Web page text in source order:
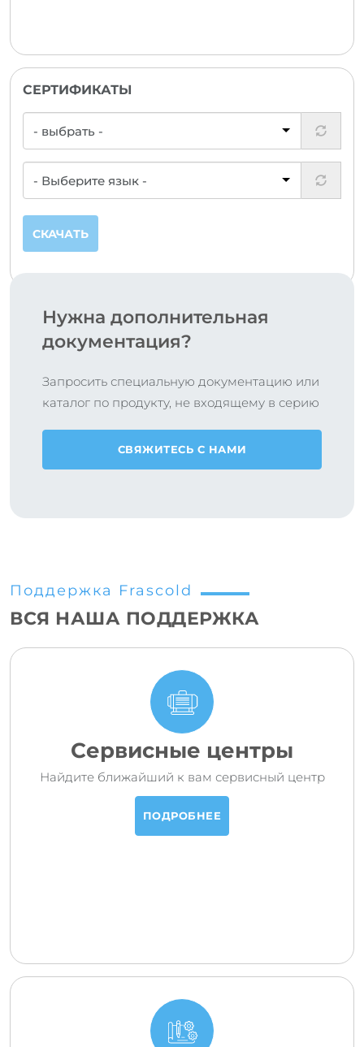
СЕРТИФИКАТЫ
СКАЧАТЬ
Нужна дополнительная
документация?
Запросить специальную документацию или
каталог по продукту, не входящему в серию
СВЯЖИТЕСЬ С НАМИ
Поддержка Frascold
ВСЯ НАША ПОДДЕРЖКА
Сервисные центры
Найдите ближайший к вам сервисный центр
ПОДРОБНЕЕ